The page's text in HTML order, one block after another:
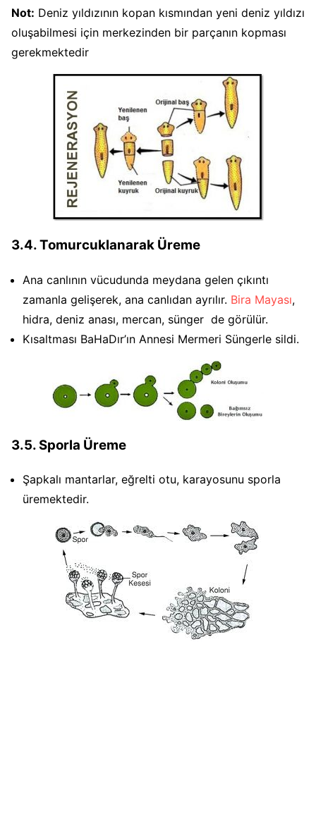
Not: Deniz yıldızının kopan kısmından yeni deniz yıldızı
oluşabilmesi için merkezinden bir parçanın kopması
gerekmektedir
3.4. Tomurcuklanarak Üreme
Ana canlının vücudunda meydana gelen çıkıntı
zamanla gelişerek, ana canlıdan ayrılır. Bira Mayası,
hidra, deniz anası, mercan, sünger de görülür.
Kısaltması BaHaDır’ın Annesi Mermeri Süngerle sildi.
3.5. Sporla Üreme
Şapkalı mantarlar, eğrelti otu, karayosunu sporla
üremektedir.